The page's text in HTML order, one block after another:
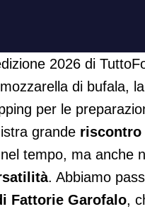
2026 di
di bufala,
per le
grande riscontro
tempo, ma anche
. Abbiamo
Fattorie Garofalo,